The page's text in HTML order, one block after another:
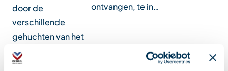
door de
verschillende
gehuchten van het
skioord Méribel
rijd…
ontvangen, te in…